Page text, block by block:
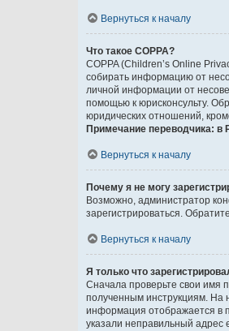
Вернуться к началу
Что такое COPPA?
COPPA (Children’s Online
собирать информацию от
личной информации от
помощью к юрисконсульту.
юридических отношений,
Примечание переводчика: в
Вернуться к началу
Почему я не могу
Возможно, администратор
зарегистрироваться.
Вернуться к началу
Я только что
Сначала проверьте свои имя
полученным инструкциям. На
информация отображается в
указали неправильный адрес